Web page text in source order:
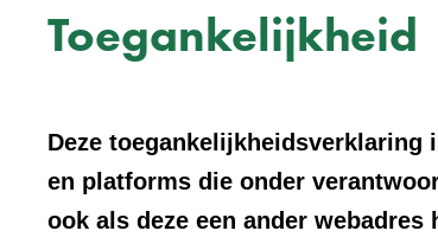
Toegankelijkheid
Deze toegankelijkheidsverklaring
en platforms die onder
ook als deze een ander webadres